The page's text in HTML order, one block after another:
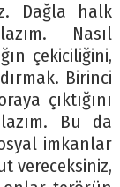
Dağla halk
Nasıl
çekiciliğini,
Birinci
çıktığını
Bu da
imkanlar
vereceksiniz,